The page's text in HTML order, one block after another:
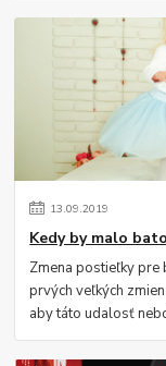
13.09.2019
Kedy by malo
Zmena postieľky pre
prvých veľkých
aby táto udalosť